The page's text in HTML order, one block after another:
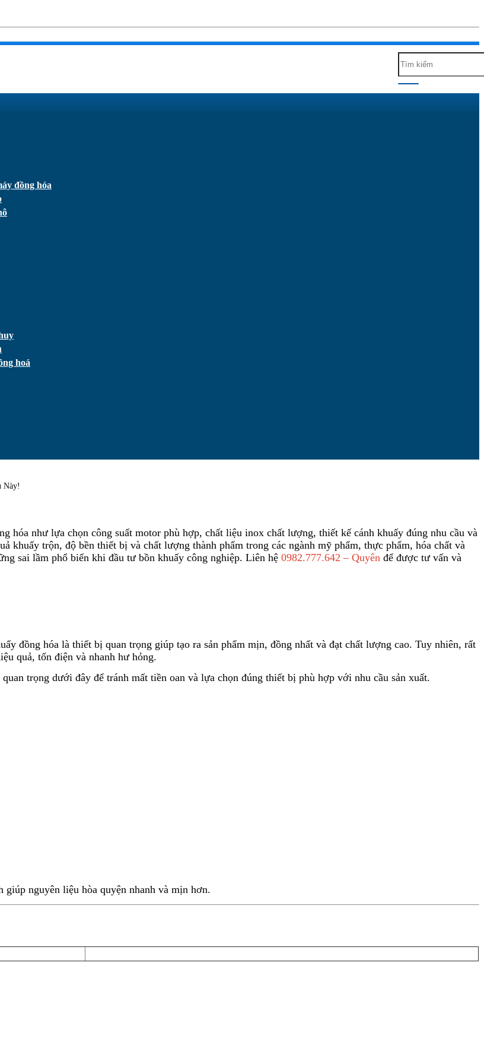
đồng hóa
hoá
Này!
hóa như lựa chọn công suất motor phù hợp, chất liệu inox chất lượng, thiết kế cánh khuấy đúng nhu cầu và
trộn, độ bền thiết bị và chất lượng thành phẩm trong các ngành mỹ phẩm, thực phẩm, hóa chất và
sai lầm phổ biến khi đầu tư bồn khuấy công nghiệp. Liên hệ 0982.777.642 – Quyên để được tư vấn và
đồng hóa là thiết bị quan trọng giúp tạo ra sản phẩm mịn, đồng nhất và đạt chất lượng cao. Tuy nhiên, rất
quả, tốn điện và nhanh hư hỏng.
trọng dưới đây để tránh mất tiền oan và lựa chọn đúng thiết bị phù hợp với nhu cầu sản xuất.
nguyên liệu hòa quyện nhanh và mịn hơn.